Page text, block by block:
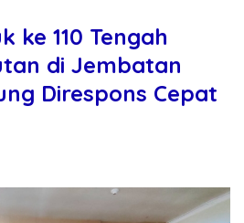
ke 110 Tengah
di Jembatan
Direspons Cepat